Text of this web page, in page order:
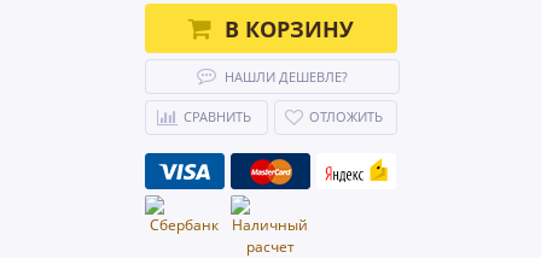
В КОРЗИНУ
НАШЛИ ДЕШЕВЛЕ?
СРАВНИТЬ ОТЛОЖИТЬ